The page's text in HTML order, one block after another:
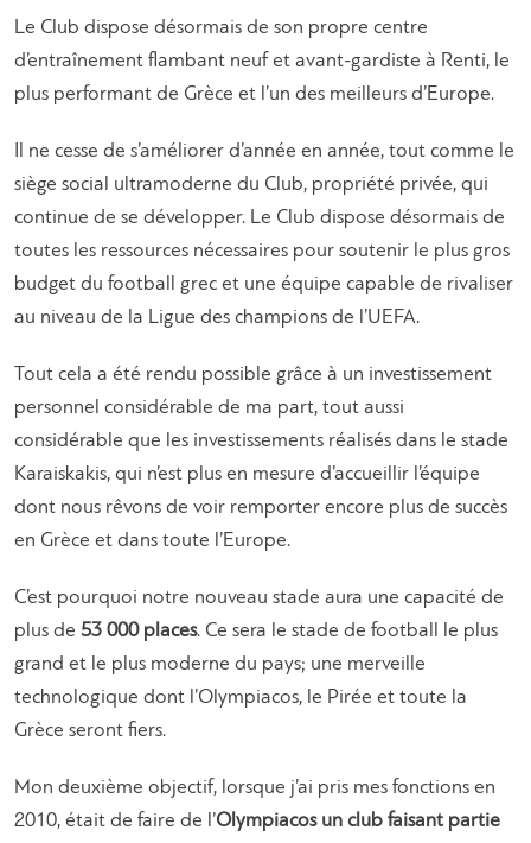
Le Club dispose désormais de son propre centre
d’entraînement flambant neuf et avant-gardiste à Renti, le
plus performant de Grèce et l’un des meilleurs d’Europe.
Il ne cesse de s’améliorer d’année en année, tout comme le
siège social ultramoderne du Club, propriété privée, qui
continue de se développer. Le Club dispose désormais de
toutes les ressources nécessaires pour soutenir le plus gros
budget du football grec et une équipe capable de rivaliser
au niveau de la Ligue des champions de l’UEFA.
Tout cela a été rendu possible grâce à un investissement
personnel considérable de ma part, tout aussi
considérable que les investissements réalisés dans le stade
Karaiskakis, qui n’est plus en mesure d’accueillir l’équipe
dont nous rêvons de voir remporter encore plus de succès
en Grèce et dans toute l’Europe.
C’est pourquoi notre nouveau stade aura une capacité de
plus de 53 000 places. Ce sera le stade de football le plus
grand et le plus moderne du pays; une merveille
technologique dont l’Olympiacos, le Pirée et toute la
Grèce seront fiers.
Mon deuxième objectif, lorsque j’ai pris mes fonctions en
2010, était de faire de l’Olympiacos un club faisant partie